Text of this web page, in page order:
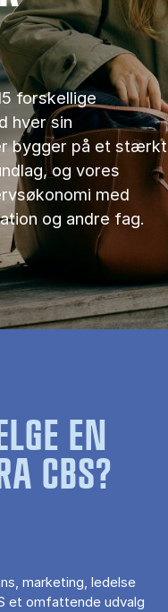
forskellige
hver sin
bygger på et stærkt
og vores
med
og andre fag.
EN
CBS?
marketing, ledelse
et omfattende udvalg